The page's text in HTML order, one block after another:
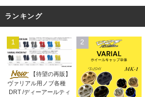
ランキング
1
【待望の再販】
ヴァリアル用ノブ各種
DRT /ディーアールティ
2